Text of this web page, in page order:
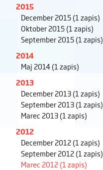
2015
December 2015(1 zapis)
Oktober 2015(1 zapis)
September 2015(1 zapis)
2014
Maj 2014(1 zapis)
2013
December 2013(1 zapis)
September 2013(1 zapis)
Marec 2013(1 zapis)
2012
December 2012(1 zapis)
September 2012(1 zapis)
Marec 2012(1 zapis)